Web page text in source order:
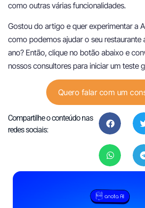
como outras várias funcionalidades.
Gostou do artigo e quer experimentar a
como podemos ajudar o seu restaurante
ano? Então, clique no botão abaixo e
nossos consultores para iniciar um teste
Quero falar com um
Compartilhe o conteúdo nas
redes sociais: